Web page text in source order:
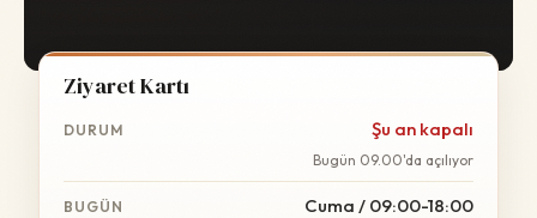
Ziyaret Kartı
DURUM Şu an kapalı
Bugün 09.00'da açılıyor
BUGÜN Cuma / 09:00-18:00